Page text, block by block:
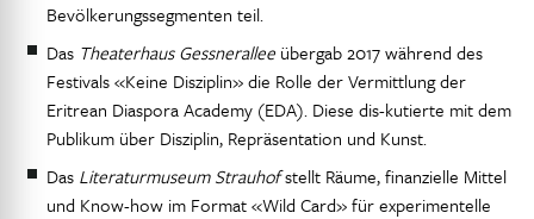
Bevölkerungssegmenten teil.
Das Theaterhaus Gessnerallee übergab 2017 während des
Festivals «Keine Disziplin» die Rolle der Vermittlung der
Eritrean Diaspora Academy (EDA). Diese dis-kutierte mit dem
Publikum über Disziplin, Repräsentation und Kunst.
Das Literaturmuseum Strauhofstellt Räume, finanzielle Mittel
und Know-how im Format «Wild Card» für experimentelle